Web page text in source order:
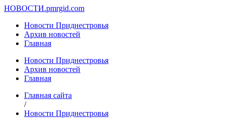
НОВОСТИ.pmrgid.com
Новости Приднестровья
Архив новостей
Главная
Новости Приднестровья
Архив новостей
Главная
Главная сайта
/
Новости Приднестровья